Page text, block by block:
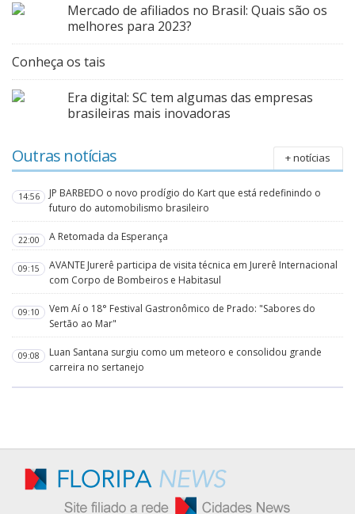
Mercado de afiliados no Brasil: Quais são os
melhores para 2023?
Conheça os tais
Era digital: SC tem algumas das empresas
brasileiras mais inovadoras
Outras notícias + notícias
14:56
JP BARBEDO o novo prodígio do Kart que está redefinindo o
futuro do automobilismo brasileiro
22:00 A Retomada da Esperança
09:15
AVANTE Jurerê participa de visita técnica em Jurerê Internacional
com Corpo de Bombeiros e Habitasul
09:10
Vem Aí o 18° Festival Gastronômico de Prado: "Sabores do
Sertão ao Mar"
09:08
Luan Santana surgiu como um meteoro e consolidou grande
carreira no sertanejo